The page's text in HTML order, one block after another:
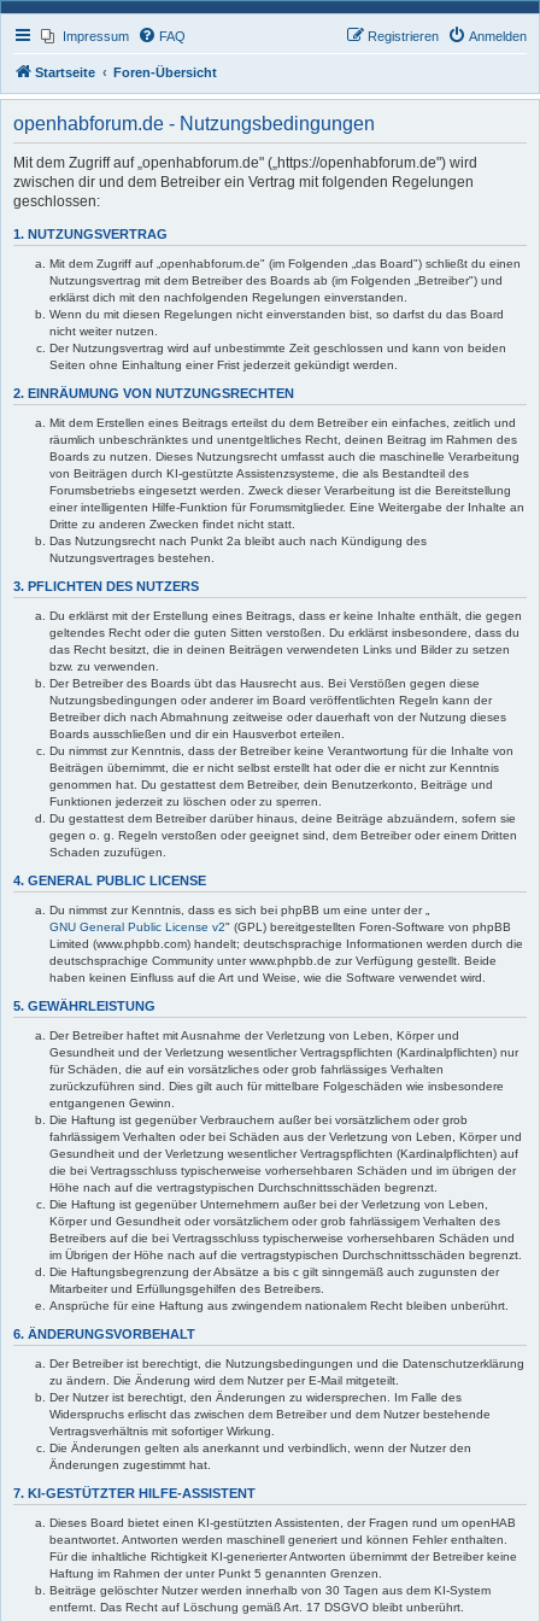
Impressum FAQ Anmelden
Registrieren
Startseite Foren-Übersicht
openhabforum.de - Nutzungsbedingungen
Mit dem Zugriff auf „openhabforum.de" („https://openhabforum.de") wird
zwischen dir und dem Betreiber ein Vertrag mit folgenden Regelungen
geschlossen:
1. NUTZUNGSVERTRAG
Mit dem Zugriff auf „openhabforum.de" (im Folgenden „das Board") schließt du einen
Nutzungsvertrag mit dem Betreiber des Boards ab (im Folgenden „Betreiber") und
erklärst dich mit den nachfolgenden Regelungen einverstanden.
Wenn du mit diesen Regelungen nicht einverstanden bist, so darfst du das Board
nicht weiter nutzen.
Der Nutzungsvertrag wird auf unbestimmte Zeit geschlossen und kann von beiden
Seiten ohne Einhaltung einer Frist jederzeit gekündigt werden.
2. EINRÄUMUNG VON NUTZUNGSRECHTEN
Mit dem Erstellen eines Beitrags erteilst du dem Betreiber ein einfaches, zeitlich und
räumlich unbeschränktes und unentgeltliches Recht, deinen Beitrag im Rahmen des
Boards zu nutzen. Dieses Nutzungsrecht umfasst auch die maschinelle Verarbeitung
von Beiträgen durch KI-gestützte Assistenzsysteme, die als Bestandteil des
Forumsbetriebs eingesetzt werden. Zweck dieser Verarbeitung ist die Bereitstellung
einer intelligenten Hilfe-Funktion für Forumsmitglieder. Eine Weitergabe der Inhalte an
Dritte zu anderen Zwecken findet nicht statt.
Das Nutzungsrecht nach Punkt 2a bleibt auch nach Kündigung des
Nutzungsvertrages bestehen.
3. PFLICHTEN DES NUTZERS
Du erklärst mit der Erstellung eines Beitrags, dass er keine Inhalte enthält, die gegen
geltendes Recht oder die guten Sitten verstoßen. Du erklärst insbesondere, dass du
das Recht besitzt, die in deinen Beiträgen verwendeten Links und Bilder zu setzen
bzw. zu verwenden.
Der Betreiber des Boards übt das Hausrecht aus. Bei Verstößen gegen diese
Nutzungsbedingungen oder anderer im Board veröffentlichten Regeln kann der
Betreiber dich nach Abmahnung zeitweise oder dauerhaft von der Nutzung dieses
Boards ausschließen und dir ein Hausverbot erteilen.
Du nimmst zur Kenntnis, dass der Betreiber keine Verantwortung für die Inhalte von
Beiträgen übernimmt, die er nicht selbst erstellt hat oder die er nicht zur Kenntnis
genommen hat. Du gestattest dem Betreiber, dein Benutzerkonto, Beiträge und
Funktionen jederzeit zu löschen oder zu sperren.
Du gestattest dem Betreiber darüber hinaus, deine Beiträge abzuändern, sofern sie
gegen o. g. Regeln verstoßen oder geeignet sind, dem Betreiber oder einem Dritten
Schaden zuzufügen.
4. GENERAL PUBLIC LICENSE
Du nimmst zur Kenntnis, dass es sich bei phpBB um eine unter der „
GNU General Public License v2" (GPL) bereitgestellten Foren-Software von phpBB
Limited (www.phpbb.com) handelt; deutschsprachige Informationen werden durch die
deutschsprachige Community unter www.phpbb.de zur Verfügung gestellt. Beide
haben keinen Einfluss auf die Art und Weise, wie die Software verwendet wird.
5. GEWÄHRLEISTUNG
Der Betreiber haftet mit Ausnahme der Verletzung von Leben, Körper und
Gesundheit und der Verletzung wesentlicher Vertragspflichten (Kardinalpflichten) nur
für Schäden, die auf ein vorsätzliches oder grob fahrlässiges Verhalten
zurückzuführen sind. Dies gilt auch für mittelbare Folgeschäden wie insbesondere
entgangenen Gewinn.
Die Haftung ist gegenüber Verbrauchern außer bei vorsätzlichem oder grob
fahrlässigem Verhalten oder bei Schäden aus der Verletzung von Leben, Körper und
Gesundheit und der Verletzung wesentlicher Vertragspflichten (Kardinalpflichten) auf
die bei Vertragsschluss typischerweise vorhersehbaren Schäden und im übrigen der
Höhe nach auf die vertragstypischen Durchschnittsschäden begrenzt.
Die Haftung ist gegenüber Unternehmern außer bei der Verletzung von Leben,
Körper und Gesundheit oder vorsätzlichem oder grob fahrlässigem Verhalten des
Betreibers auf die bei Vertragsschluss typischerweise vorhersehbaren Schäden und
im Übrigen der Höhe nach auf die vertragstypischen Durchschnittsschäden begrenzt.
Die Haftungsbegrenzung der Absätze a bis c gilt sinngemäß auch zugunsten der
Mitarbeiter und Erfüllungsgehilfen des Betreibers.
Ansprüche für eine Haftung aus zwingendem nationalem Recht bleiben unberührt.
6. ÄNDERUNGSVORBEHALT
Der Betreiber ist berechtigt, die Nutzungsbedingungen und die Datenschutzerklärung
zu ändern. Die Änderung wird dem Nutzer per E-Mail mitgeteilt.
Der Nutzer ist berechtigt, den Änderungen zu widersprechen. Im Falle des
Widerspruchs erlischt das zwischen dem Betreiber und dem Nutzer bestehende
Vertragsverhältnis mit sofortiger Wirkung.
Die Änderungen gelten als anerkannt und verbindlich, wenn der Nutzer den
Änderungen zugestimmt hat.
7. KI-GESTÜTZTER HILFE-ASSISTENT
Dieses Board bietet einen KI-gestützten Assistenten, der Fragen rund um openHAB
beantwortet. Antworten werden maschinell generiert und können Fehler enthalten.
Für die inhaltliche Richtigkeit KI-generierter Antworten übernimmt der Betreiber keine
Haftung im Rahmen der unter Punkt 5 genannten Grenzen.
Beiträge gelöschter Nutzer werden innerhalb von 30 Tagen aus dem KI-System
entfernt. Das Recht auf Löschung gemäß Art. 17 DSGVO bleibt unberührt.